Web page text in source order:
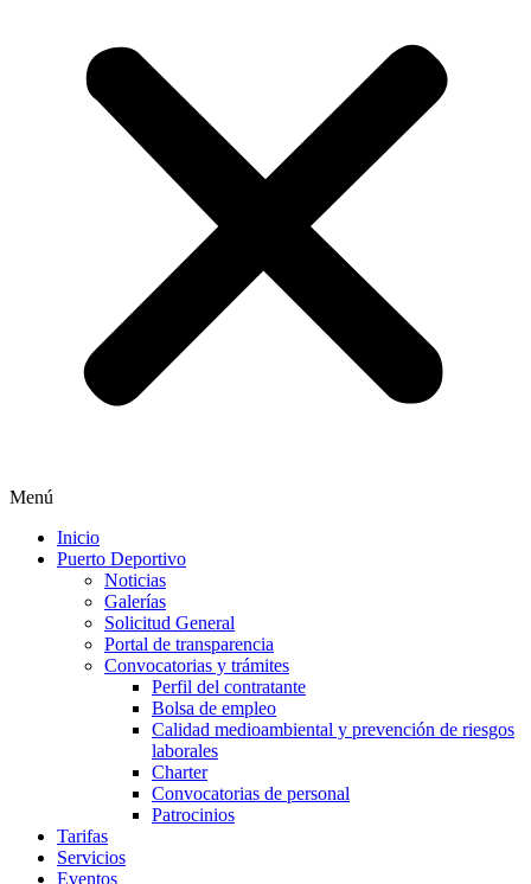
Menú
Inicio
Puerto Deportivo
Noticias
Galerías
Solicitud General
Portal de transparencia
Convocatorias y trámites
Perfil del contratante
Bolsa de empleo
Calidad medioambiental y prevención de riesgos
laborales
Charter
Convocatorias de personal
Patrocinios
Tarifas
Servicios
Eventos